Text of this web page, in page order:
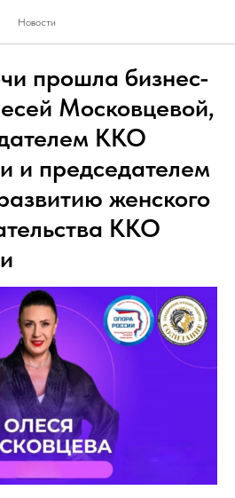
Новости
прошла бизнес-
Московцевой,
ККО
и председателем
женского
ККО